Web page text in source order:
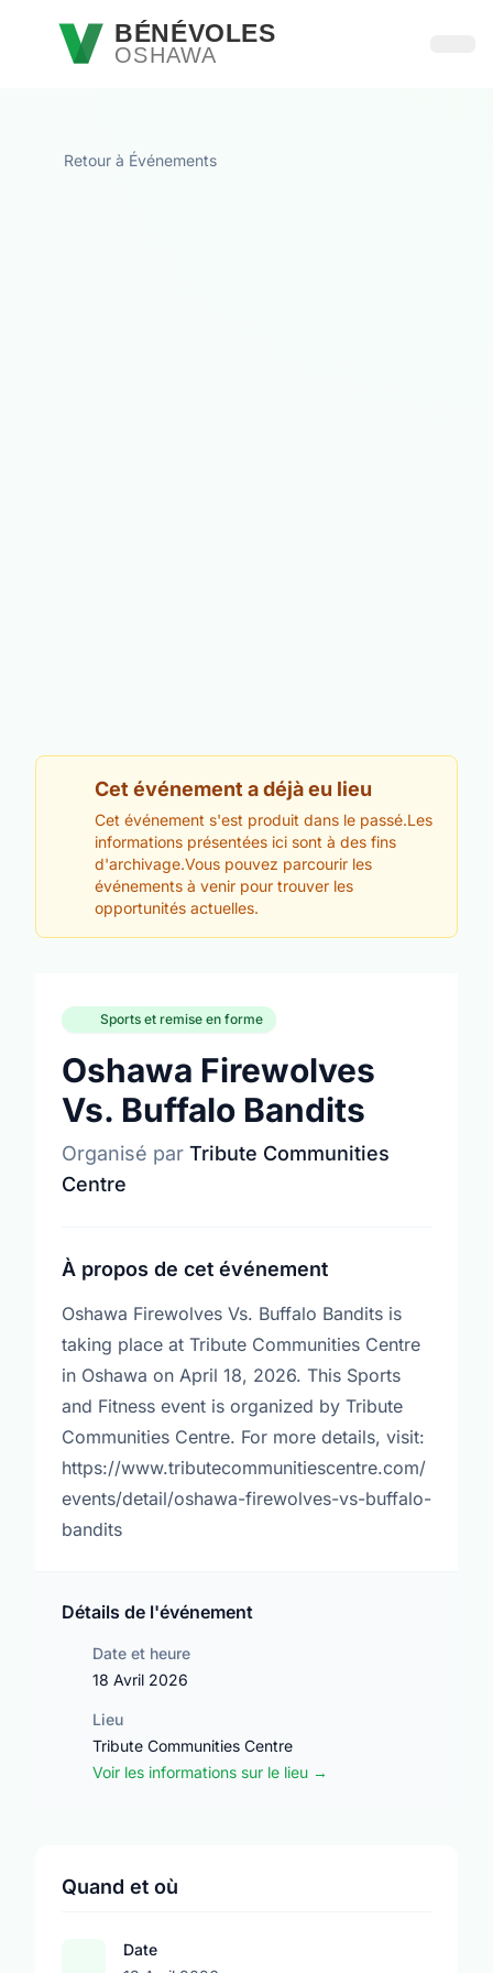
Passer au contenu principal
BÉNÉVOLES
OSHAWA
Retour à Événements
Cet événement a déjà eu lieu
Cet événement s'est produit dans le passé.Les
informations présentées ici sont à des fins
d'archivage.Vous pouvez parcourir les
événements à venir pour trouver les
opportunités actuelles.
Sports et remise en forme
Oshawa Firewolves
Vs. Buffalo Bandits
Organisé par Tribute Communities
Centre
À propos de cet événement
Oshawa Firewolves Vs. Buffalo Bandits is
taking place at Tribute Communities Centre
in Oshawa on April 18, 2026. This Sports
and Fitness event is organized by Tribute
Communities Centre. For more details, visit:
https://www.tributecommunitiescentre.com/
events/detail/oshawa-firewolves-vs-buffalo-
bandits
Détails de l'événement
Date et heure
18 Avril 2026
Lieu
Tribute Communities Centre
Voir les informations sur le lieu →
Quand et où
Date